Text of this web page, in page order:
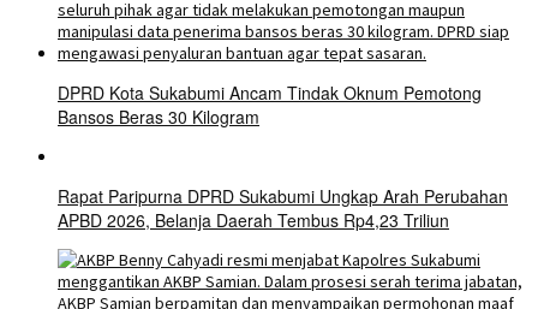
DPRD Kota Sukabumi Ancam Tindak Oknum Pemotong
Bansos Beras 30 Kilogram
Rapat Paripurna DPRD Sukabumi Ungkap Arah Perubahan
APBD 2026, Belanja Daerah Tembus Rp4,23 Triliun